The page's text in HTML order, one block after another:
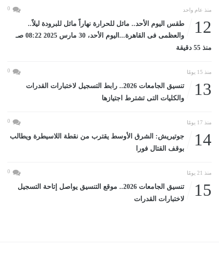
منذ عام واحد 0
12
طقس اليوم الأحد.. مائل للحرارة نهاراً مائل للبرودة ليلاً..
والعظمى فى القاهرة...اليوم الأحد، 30 مارس 2025 08:22 صـ
منذ 55 دقيقة
منذ 15 يومًا 0
13
تنسيق الجامعات 2026.. رابط التسجيل لاختبارات القدرات
والكليات التى تشترط اجتيازها
منذ 17 يومًا 0
14
جوتيريش: الشرق الأوسط يقترب من نقطة اللاسيطرة ويطالب
بوقف القتال فورا
منذ 21 يومًا 0
15
تنسيق الجامعات 2026.. موقع التنسيق يواصل إتاحة التسجيل
لاختبارات القدرات